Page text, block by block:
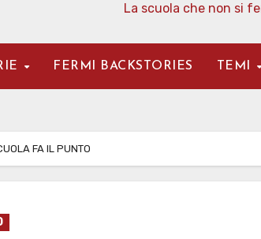
La scuola che non si
FERMI BACKSTORIES TEMI
FA IL PUNTO